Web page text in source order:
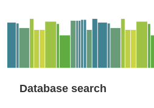
Database search